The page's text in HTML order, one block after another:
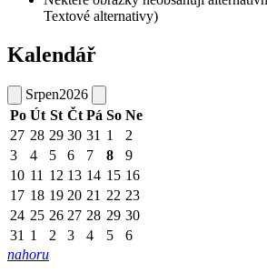
Textové alternativy)
Kalendář
Srpen2026
Po Út St Čt Pá So Ne
27 28 29 30 31 1
2
3
4 5 6 7 8
9
10 11 12 13 14 15 16
17 18 19 20 21 22 23
24 25 26 27 28 29 30
31 1 2 3 4 5
6
nahoru